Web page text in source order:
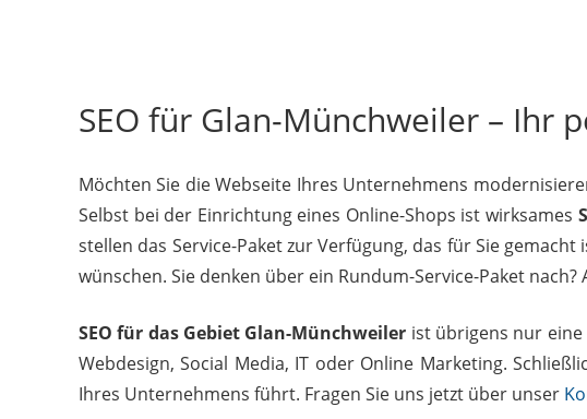
SEO für Glan-Münchweiler – Ihr
Möchten Sie die Webseite Ihres Unternehmens
Selbst bei der Einrichtung eines Online-Shops ist wirksames
stellen das Service-Paket zur Verfügung, das für Sie
wünschen. Sie denken über ein Rundum-Service-Paket
SEO für das Gebiet Glan-Münchweiler ist übrigens nur eine
Webdesign, Social Media, IT oder Online Marketing.
Ihres Unternehmens führt. Fragen Sie uns jetzt über unser